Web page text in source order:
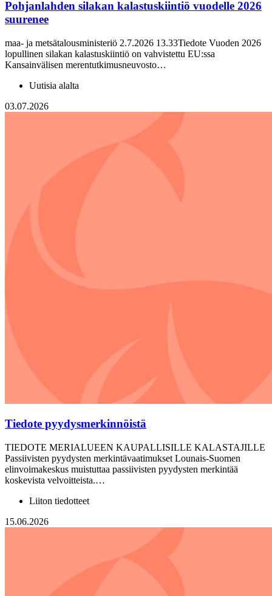
Pohjanlahden silakan kalastuskiintiö vuodelle 2026
suurenee
maa- ja metsätalousministeriö 2.7.2026 13.33Tiedote Vuoden 2026
lopullinen silakan kalastuskiintiö on vahvistettu EU:ssa
Kansainvälisen merentutkimusneuvosto…
Uutisia alalta
03.07.2026
Tiedote pyydysmerkinnöistä
TIEDOTE MERIALUEEN KAUPALLISILLE KALASTAJILLE
Passiivisten pyydysten merkintävaatimukset Lounais-Suomen
elinvoimakeskus muistuttaa passiivisten pyydysten merkintää
koskevista velvoitteista.…
Liiton tiedotteet
15.06.2026